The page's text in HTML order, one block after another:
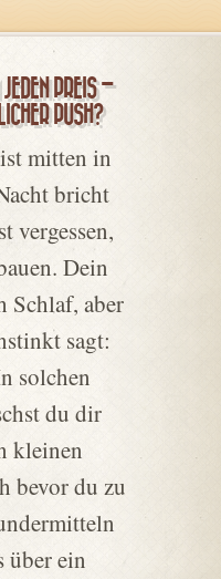
PREIS –
PUSH?
mitten in
bricht
vergessen,
Dein
Schlaf, aber
sagt:
solchen
du dir
kleinen
bevor du zu
über ein